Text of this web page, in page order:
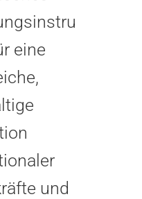
eine
und